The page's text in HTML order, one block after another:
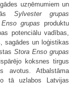
uzņēmumiem un
Sylvester grupas
grupas produktu
potenciālu vadības,
sagādes un loģistikas
Stora Enso grupas
koksnes tirgus
avotus. Atbalstāma
tā uzlabos Latvijas